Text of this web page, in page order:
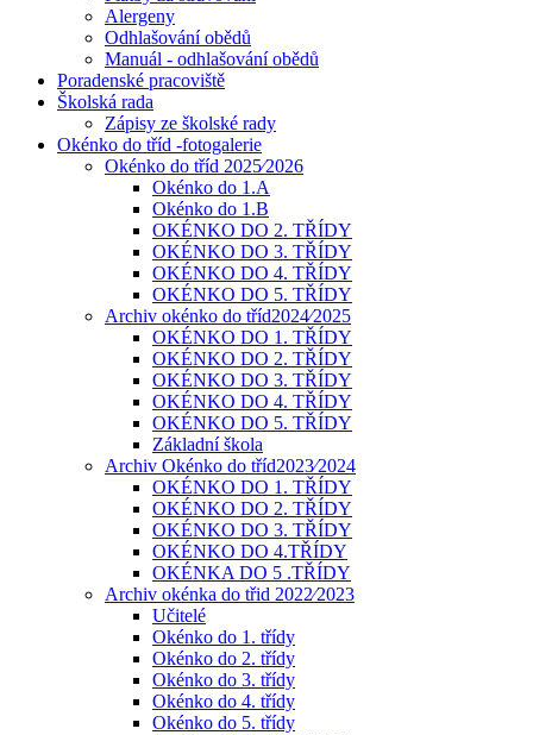
Alergeny
Odhlašování obědů
Manuál - odhlašování obědů
Poradenské pracoviště
Školská rada
Zápisy ze školské rady
Okénko do tříd -fotogalerie
Okénko do tříd 2025⁄2026
Okénko do 1.A
Okénko do 1.B
OKÉNKO DO 2. TŘÍDY
OKÉNKO DO 3. TŘÍDY
OKÉNKO DO 4. TŘÍDY
OKÉNKO DO 5. TŘÍDY
Archiv okénko do tříd2024⁄2025
OKÉNKO DO 1. TŘÍDY
OKÉNKO DO 2. TŘÍDY
OKÉNKO DO 3. TŘÍDY
OKÉNKO DO 4. TŘÍDY
OKÉNKO DO 5. TŘÍDY
Základní škola
Archiv Okénko do tříd2023⁄2024
OKÉNKO DO 1. TŘÍDY
OKÉNKO DO 2. TŘÍDY
OKÉNKO DO 3. TŘÍDY
OKÉNKO DO 4.TŘÍDY
OKÉNKA DO 5 .TŘÍDY
Archiv okénka do třid 2022⁄2023
Učitelé
Okénko do 1. třídy
Okénko do 2. třídy
Okénko do 3. třídy
Okénko do 4. třídy
Okénko do 5. třídy